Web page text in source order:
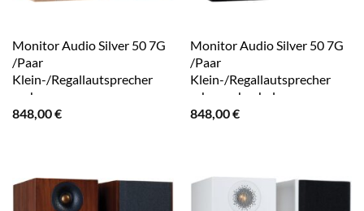
Monitor Audio Silver 50 7G
/Paar
Klein-/Regallautsprecher
esche
848,00€
Monitor Audio Silver 50 7G
/Paar
Klein-/Regallautsprecher
schwarz hochglanz
848,00€